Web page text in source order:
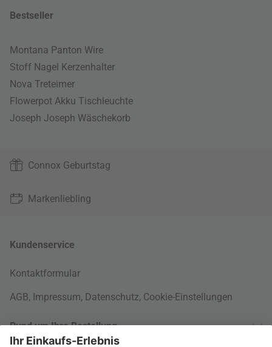
Bestseller
Montana Panton Wire
Stoff Nagel Kerzenhalter
Nova Treteimer
Flowerpot Akku Tischleuchte
Joseph Joseph Wäschekorb
Connox Geburtstag
Markenliebling
Kundenservice
Kontaktformular
AGB, Impressum, Datenschutz, Cookie-Einstellungen
Rund um Ihre Bestellung